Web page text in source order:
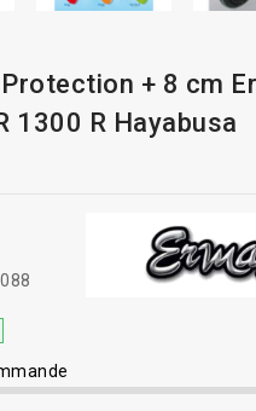
+ 8 cm
1300 R Hayabusa